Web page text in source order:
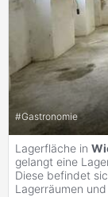
#Gastronomie
Lagerfläche in
gelangt eine
Diese befindet
Lagerräumen